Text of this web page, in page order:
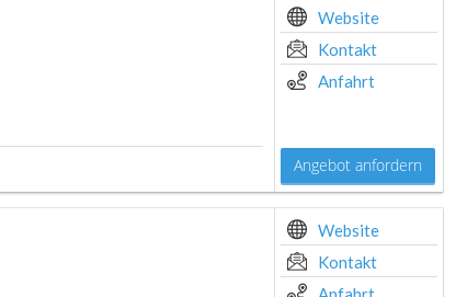
Website
Kontakt
Anfahrt
Angebot anfordern
Website
Kontakt